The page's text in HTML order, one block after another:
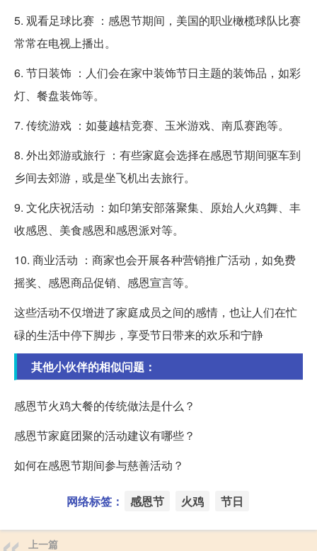
5. 观看足球比赛 ：感恩节期间，美国的职业橄榄球队比赛
常常在电视上播出。
6. 节日装饰 ：人们会在家中装饰节日主题的装饰品，如彩
灯、餐盘装饰等。
7. 传统游戏 ：如蔓越桔竞赛、玉米游戏、南瓜赛跑等。
8. 外出郊游或旅行 ：有些家庭会选择在感恩节期间驱车到
乡间去郊游，或是坐飞机出去旅行。
9. 文化庆祝活动 ：如印第安部落聚集、原始人火鸡舞、丰
收感恩、美食感恩和感恩派对等。
10. 商业活动 ：商家也会开展各种营销推广活动，如免费
摇奖、感恩商品促销、感恩宣言等。
这些活动不仅增进了家庭成员之间的感情，也让人们在忙
碌的生活中停下脚步，享受节日带来的欢乐和宁静
其他小伙伴的相似问题：
感恩节火鸡大餐的传统做法是什么？
感恩节家庭团聚的活动建议有哪些？
如何在感恩节期间参与慈善活动？
网络标签： 感恩节 火鸡 节日
上一篇